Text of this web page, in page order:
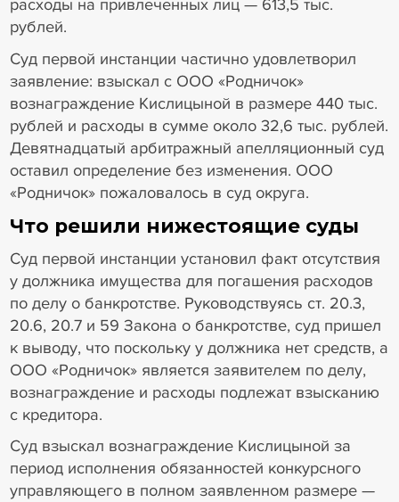
расходы на привлеченных лиц — 613,5 тыс.
рублей.
Суд первой инстанции частично удовлетворил
заявление: взыскал с ООО «Родничок»
вознаграждение Кислицыной в размере 440 тыс.
рублей и расходы в сумме около 32,6 тыс. рублей.
Девятнадцатый арбитражный апелляционный суд
оставил определение без изменения. ООО
«Родничок» пожаловалось в суд округа.
Что решили нижестоящие суды
Суд первой инстанции установил факт отсутствия
у должника имущества для погашения расходов
по делу о банкротстве. Руководствуясь ст. 20.3,
20.6, 20.7 и 59 Закона о банкротстве, суд пришел
к выводу, что поскольку у должника нет средств, а
ООО «Родничок» является заявителем по делу,
вознаграждение и расходы подлежат взысканию
с кредитора.
Суд взыскал вознаграждение Кислицыной за
период исполнения обязанностей конкурсного
управляющего в полном заявленном размере —